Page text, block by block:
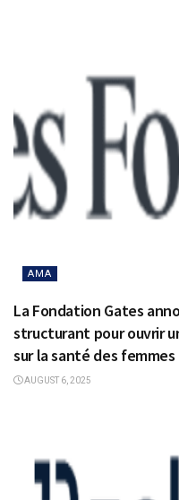
AMA
La Fondation Gates
structurant pour ouvrir
sur la santé des femmes
AUGUST 6, 2025